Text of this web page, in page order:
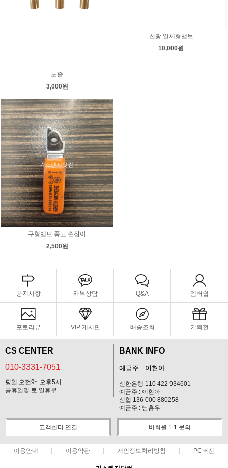
노즐
3,000원
신광 일체형밸브
10,000원
구형밸브 중고 손잡이
2,500원
공지사항 카톡상담 Q&A 멤버쉽
포토리뷰 VIP 게시판 배송조회 기획전
CS CENTER
010-3331-7051
평일 오전9~ 오후5시
공휴일및 토.일휴무
BANK INFO
예금주 : 이현아
신한은행 110 422 934601
예금주 : 이현아
신협 136 000 880258
예금주 : 남홍우
고객센터 연결 비회원 1:1 문의
이용안내 이용약관 개인정보처리방침 PC버전